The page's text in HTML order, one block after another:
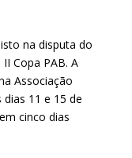
na disputa do
Copa PAB. A
Associação
dias 11 e 15 de
cinco dias